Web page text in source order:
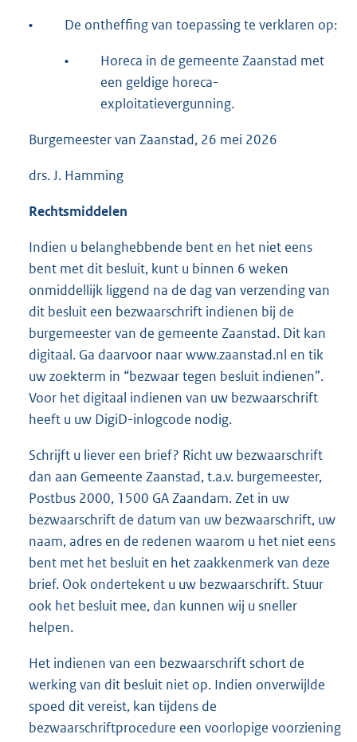
• De ontheffing van toepassing te verklaren op:
•
Horeca in de gemeente Zaanstad met
een geldige horeca-
exploitatievergunning.
Burgemeester van Zaanstad, 26 mei 2026
drs. J. Hamming
Rechtsmiddelen
Indien u belanghebbende bent en het niet eens
bent met dit besluit, kunt u binnen 6 weken
onmiddellijk liggend na de dag van verzending van
dit besluit een bezwaarschrift indienen bij de
burgemeester van de gemeente Zaanstad. Dit kan
digitaal. Ga daarvoor naar www.zaanstad.nl en tik
uw zoekterm in “bezwaar tegen besluit indienen”.
Voor het digitaal indienen van uw bezwaarschrift
heeft u uw DigiD-inlogcode nodig.
Schrijft u liever een brief? Richt uw bezwaarschrift
dan aan Gemeente Zaanstad, t.a.v. burgemeester,
Postbus 2000, 1500 GA Zaandam. Zet in uw
bezwaarschrift de datum van uw bezwaarschrift, uw
naam, adres en de redenen waarom u het niet eens
bent met het besluit en het zaakkenmerk van deze
brief. Ook ondertekent u uw bezwaarschrift. Stuur
ook het besluit mee, dan kunnen wij u sneller
helpen.
Het indienen van een bezwaarschrift schort de
werking van dit besluit niet op. Indien onverwijlde
spoed dit vereist, kan tijdens de
bezwaarschriftprocedure een voorlopige voorziening